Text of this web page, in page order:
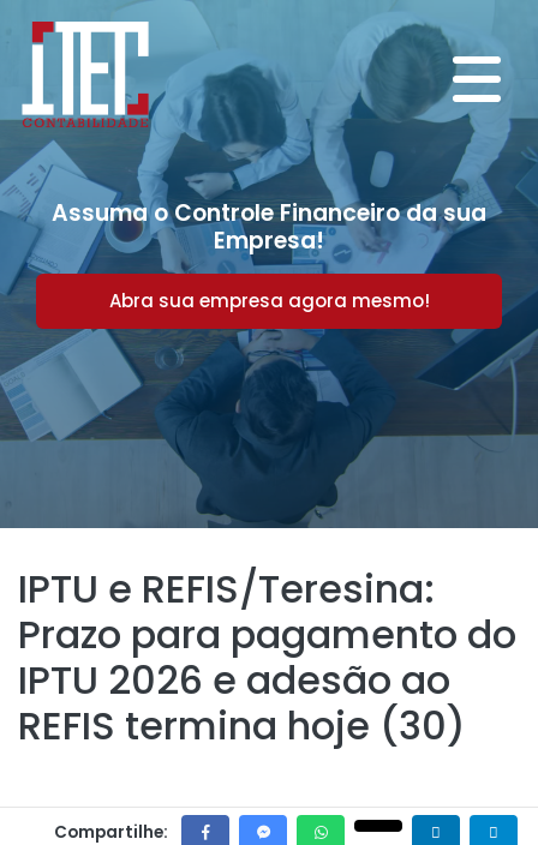
Assuma o Controle Financeiro da sua
Empresa!
Abra sua empresa agora mesmo!
IPTU e REFIS/Teresina:
Prazo para pagamento do
IPTU 2026 e adesão ao
REFIS termina hoje (30)
Compartilhe: